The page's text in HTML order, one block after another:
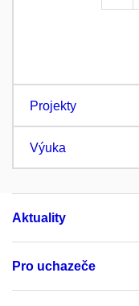
Projekty
Výuka
Aktuality
Pro uchazeče